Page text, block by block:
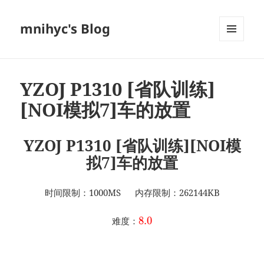
mnihyc's Blog
YZOJ P1310 [省队训练]
[NOI模拟7]车的放置
YZOJ P1310 [省队训练][NOI模
拟7]车的放置
时间限制：1000MS 内存限制：262144KB
难度： 8.0